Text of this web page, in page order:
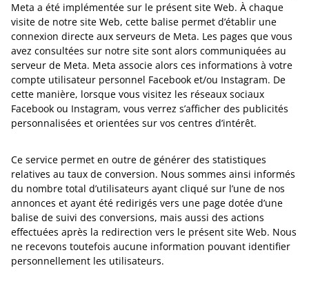
Meta a été implémentée sur le présent site Web. À chaque
visite de notre site Web, cette balise permet d’établir une
connexion directe aux serveurs de Meta. Les pages que vous
avez consultées sur notre site sont alors communiquées au
serveur de Meta. Meta associe alors ces informations à votre
compte utilisateur personnel Facebook et/ou Instagram. De
cette manière, lorsque vous visitez les réseaux sociaux
Facebook ou Instagram, vous verrez s’afficher des publicités
personnalisées et orientées sur vos centres d’intérêt.
Ce service permet en outre de générer des statistiques
relatives au taux de conversion. Nous sommes ainsi informés
du nombre total d’utilisateurs ayant cliqué sur l’une de nos
annonces et ayant été redirigés vers une page dotée d’une
balise de suivi des conversions, mais aussi des actions
effectuées après la redirection vers le présent site Web. Nous
ne recevons toutefois aucune information pouvant identifier
personnellement les utilisateurs.